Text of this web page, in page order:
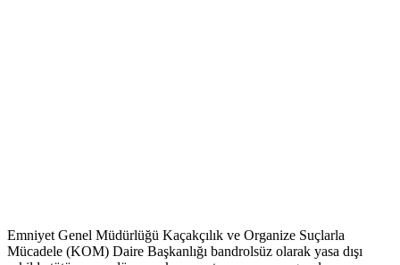
Emniyet Genel Müdürlüğü Kaçakçılık ve Organize Suçlarla
Mücadele (KOM) Daire Başkanlığı bandrolsüz olarak yasa dışı